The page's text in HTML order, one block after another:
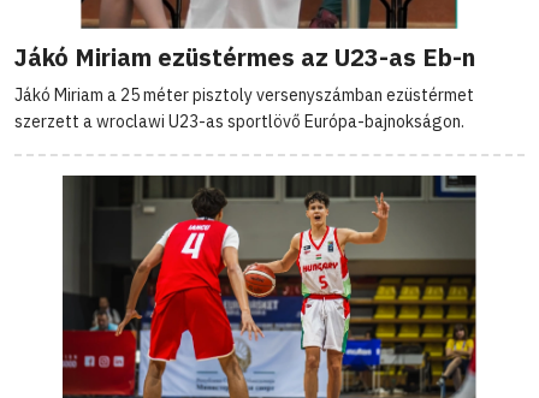
Jákó Miriam ezüstérmes az U23-as Eb-n
Jákó Miriam a 25 méter pisztoly versenyszámban ezüstérmet
szerzett a wroclawi U23-as sportlövő Európa-bajnokságon.